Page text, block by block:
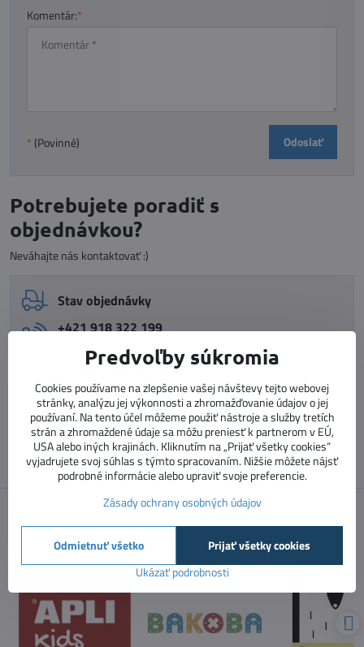
Komentár:*
*(Povinné) Odoslať
Potrebujete poradiť s
objednávkou?
Neváhajte nás kontaktovať :)
Stav objednávky
+421 918 322 199
info​@vnimavedeti​.sk
+421 915 773 060
vzdelávanie pedagógov
vzdelavanie​@prosolutions​.sk
Predvoľby súkromia
Cookies používame na zlepšenie vašej návštevy tejto webovej
stránky, analýzu jej výkonnosti a zhromažďovanie údajov o jej
používaní. Na tento účel môžeme použiť nástroje a služby tretích
strán a zhromaždené údaje sa môžu preniesť k partnerom v EÚ,
USA alebo iných krajinách. Kliknutím na „Prijať všetky cookies“
vyjadrujete svoj súhlas s týmto spracovaním. Nižšie môžete nájsť
podrobné informácie alebo upraviť svoje preferencie.
Zásady ochrany osobných údajov
Ukázať podrobnosti
Prijať všetky cookies
Odmietnuť všetko